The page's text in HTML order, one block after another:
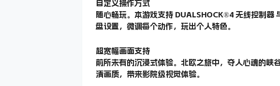
自定义操作方式
随心畅玩。本游戏支持 DUALSHOCK®4 无线控制
盘设置，微调每个动作，玩出个人特色。
超宽幅画面支持
前所未有的沉浸式体验。北欧之旅中，夺人心魂的
清画质，带来影院级视觉体验。